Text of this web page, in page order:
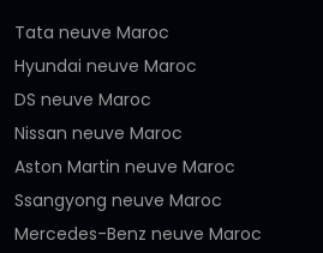
Tata neuve Maroc
Hyundai neuve Maroc
DS neuve Maroc
Nissan neuve Maroc
Aston Martin neuve Maroc
Ssangyong neuve Maroc
Mercedes-Benz neuve Maroc